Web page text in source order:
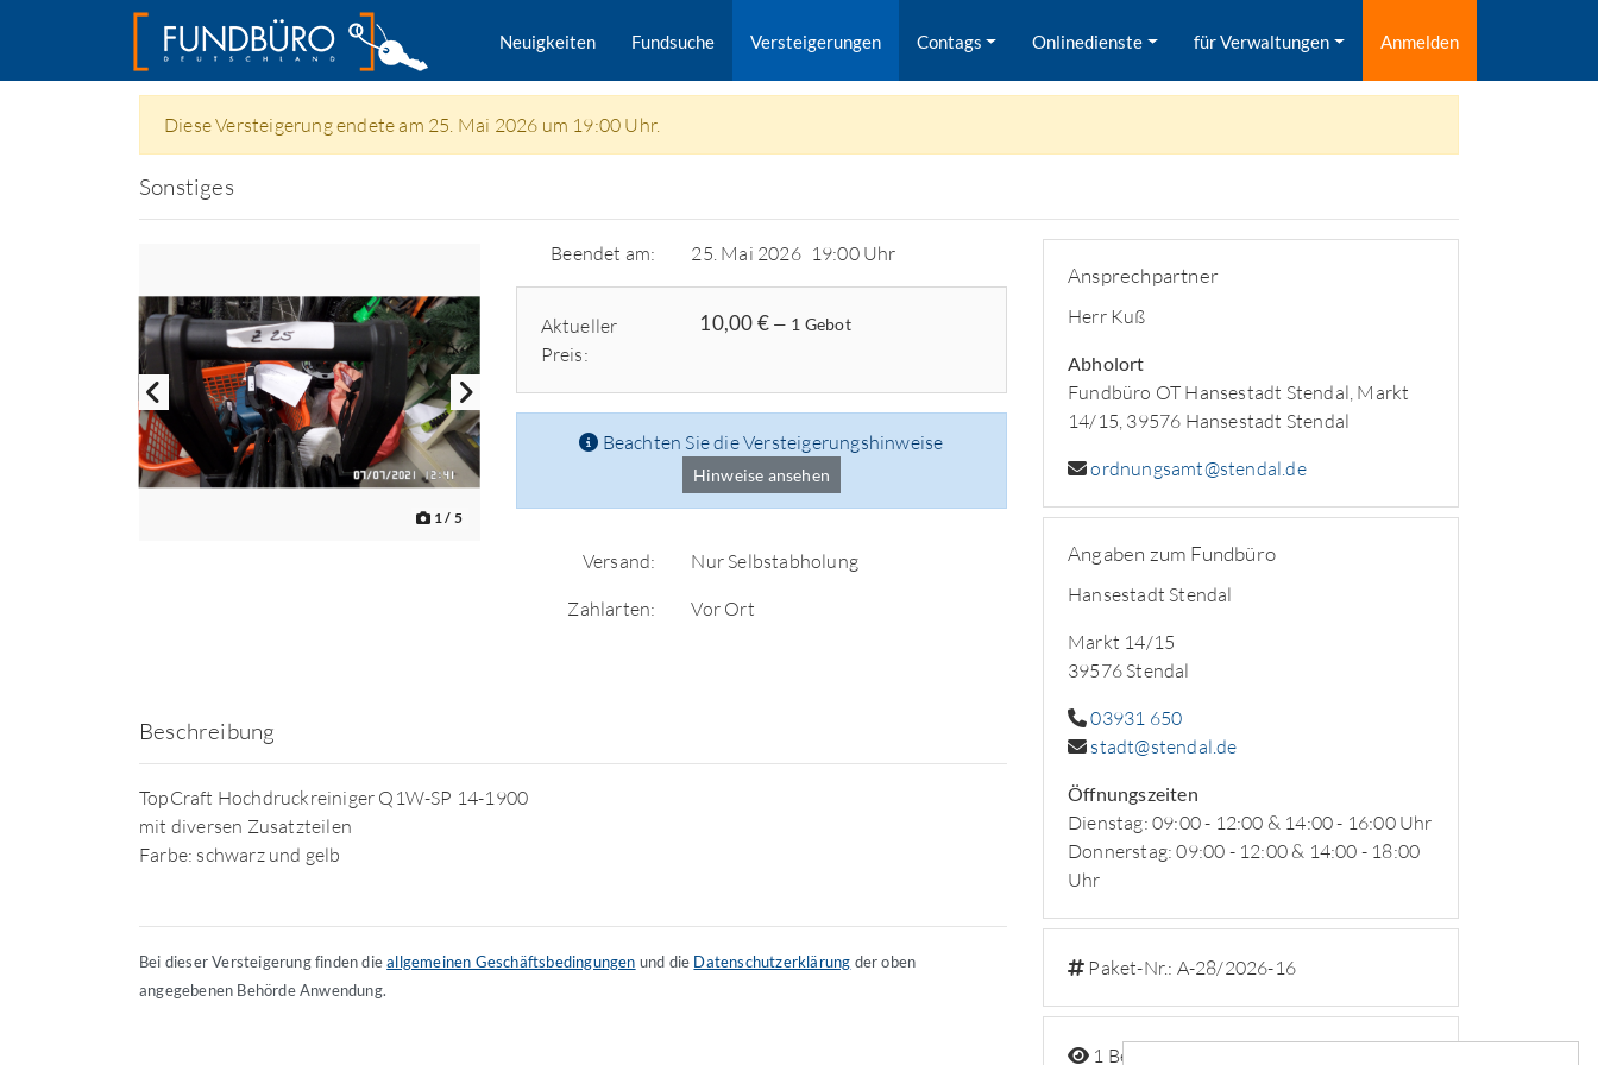
Neuigkeiten Fundsuche Versteigerungen Contags Onlinedienste für Verwaltungen Anmelden
Diese Versteigerung endete am 25. Mai 2026 um 19:00 Uhr.
Sonstiges
1/ 5
Beendet am: 25. Mai 2026 19:00 Uhr
Aktueller
Preis:
10,00 € — 1 Gebot
Beachten Sie die Versteigerungshinweise
Hinweise ansehen
Versand:
Nur Selbstabholung
Zahlarten:
Vor Ort
Beschreibung
TopCraft Hochdruckreiniger Q1W-SP 14-1900
mit diversen Zusatzteilen
Farbe: schwarz und gelb
Bei dieser Versteigerung finden dieallgemeinen Geschäftsbedingungen und die Datenschutzerklärung der oben
angegebenen Behörde Anwendung.
Ansprechpartner
Herr Kuß
Abholort
Fundbüro OT Hansestadt Stendal, Markt
14/15, 39576 Hansestadt Stendal
ordnungsamt@stendal.de
Angaben zum Fundbüro
Hansestadt Stendal
Markt 14/15
39576 Stendal
03931 650
stadt@stendal.de
Öffnungszeiten
Dienstag: 09:00 - 12:00 & 14:00 - 16:00 Uhr
Donnerstag: 09:00 - 12:00 & 14:00 - 18:00
Uhr
Paket-Nr.: A-28/2026-16
1 Beobachter